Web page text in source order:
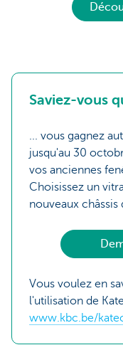
Saviez-vous
... vous gagnez
jusqu'au 30
vos anciennes
Choisissez un
nouveaux châssis
Vous voulez en
l'utilisation de
www.kbc.be/